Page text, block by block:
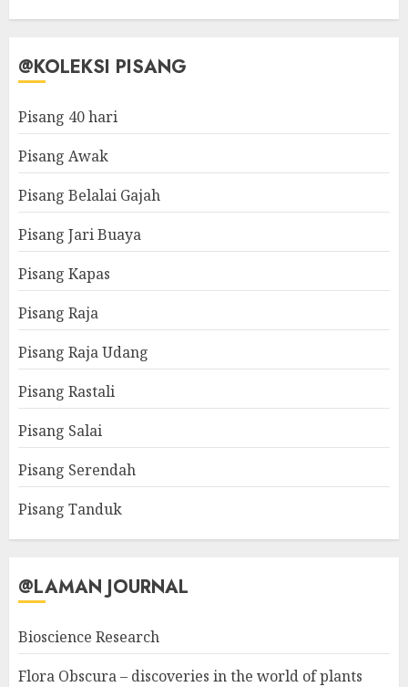
@KOLEKSI PISANG
Pisang 40 hari
Pisang Awak
Pisang Belalai Gajah
Pisang Jari Buaya
Pisang Kapas
Pisang Raja
Pisang Raja Udang
Pisang Rastali
Pisang Salai
Pisang Serendah
Pisang Tanduk
@LAMAN JOURNAL
Bioscience Research
Flora Obscura – discoveries in the world of plants